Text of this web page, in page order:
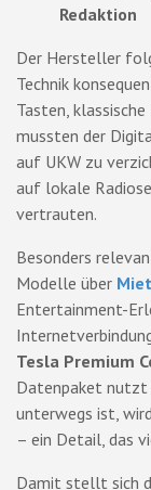
Redaktion
Der Hersteller
Technik
Tasten,
mussten der
auf UKW zu
auf lokale
vertrauten.
Besonders
Modelle über
Entertainment-
Tesla Premium
Datenpaket nutzt
unterwegs ist,
– ein Detail, das
Damit stellt sich